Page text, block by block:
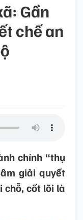
Gần
chế an
chính “thụ
giải quyết
chỗ, cốt lõi là